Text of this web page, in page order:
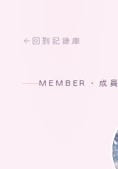
回到記錄庫
MEMBER · 成員